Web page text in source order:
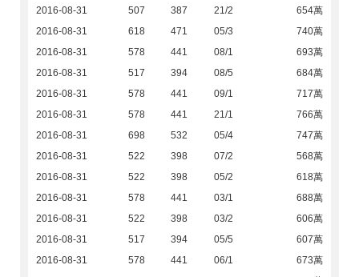
2016-08-31
507 387 21/2
654萬
2016-08-31
618 471 05/3
740萬
2016-08-31
578 441 08/1
693萬
2016-08-31
517 394 08/5
684萬
2016-08-31
578 441 09/1
717萬
2016-08-31
578 441 21/1
766萬
2016-08-31
698 532 05/4
747萬
2016-08-31
522 398 07/2
568萬
2016-08-31
522 398 05/2
618萬
2016-08-31
578 441 03/1
688萬
2016-08-31
522 398 03/2
606萬
2016-08-31
517 394 05/5
607萬
2016-08-31
578 441 06/1
673萬